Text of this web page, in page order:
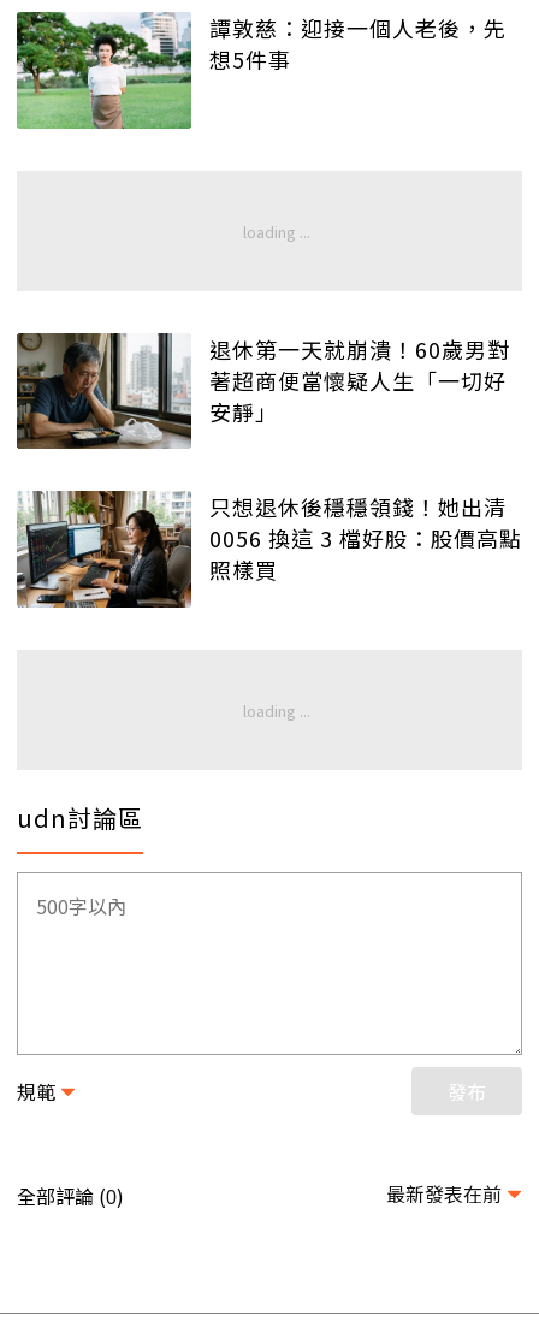
譚敦慈：迎接一個人老後，先
想5件事
退休第一天就崩潰！60歲男對
著超商便當懷疑人生「一切好
安靜」
只想退休後穩穩領錢！她出清
0056 換這 3 檔好股：股價高點
照樣買
udn討論區
規範 發布
全部評論 (0) 最新發表在前